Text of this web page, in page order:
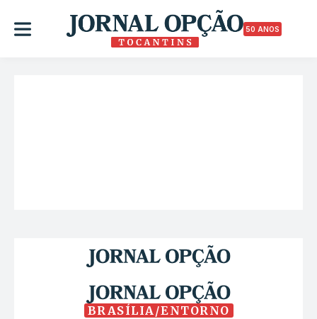
50 ANOS
BRASÍLIA/ENTORNO